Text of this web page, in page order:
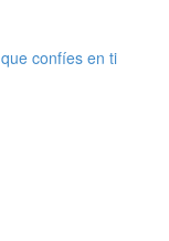
confíes en ti